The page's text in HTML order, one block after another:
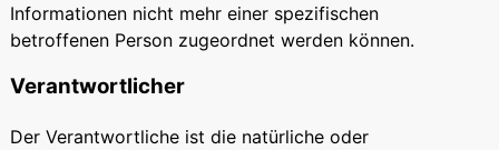
Informationen nicht mehr einer spezifischen
betroffenen Person zugeordnet werden können.
Verantwortlicher
Der Verantwortliche ist die natürliche oder